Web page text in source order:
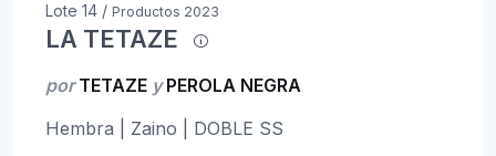
Lote 14 / Productos 2023
LA TETAZE
porTETAZE yPEROLA NEGRA
Hembra | Zaino | DOBLE SS